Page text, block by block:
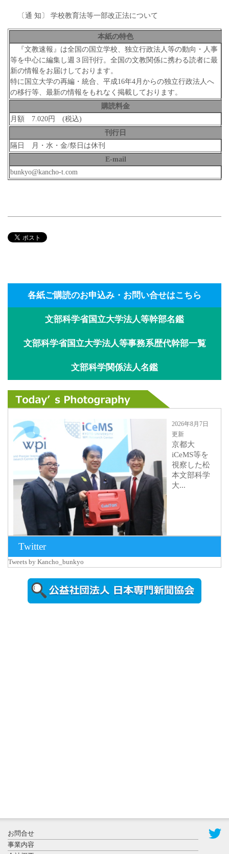
〔通 知〕 学校教育法等一部改正法について
本紙の特色
『文教速報』は全国の国立学校、独立行政法人等の動向・人事
等を中心に編集し週３回刊行。全国の文教関係に携わる読者に最
新の情報をお届けしております。
特に国立大学の再編・統合、平成16年4月からの独立行政法人へ
の移行等、最新の情報をもれなく掲載しております。
購読料金
月額 7.020円 (税込)
刊行日
隔日 月・水・金/祭日は休刊
E-mail
bunkyo@kancho-t.com
各紙ご購読のお申込み・お問い合せはこちら
文部科学省国立大学法人等幹部名鑑
文部科学省国立大学法人等事務系歴代幹部一覧
文部科学関係法人名鑑
2026年8月7日
更新
京都大
iCeMS等を
視察した松
本文部科学
大...
2026年8月5日
更新
農工大で大
Twitter
Tweets by Kancho_bunkyo
お問合せ
事業内容